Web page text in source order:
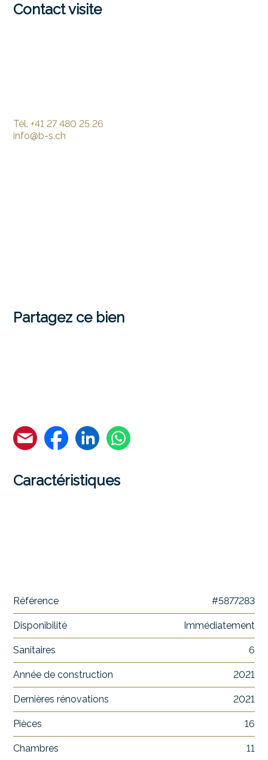
Contact visite
Tél. +41 27 480 25 26
info@b-s.ch
Partagez ce bien
Caractéristiques
Référence #5877283
Disponibilité Immédiatement
Sanitaires 6
Année de construction 2021
Dernières rénovations 2021
Pièces 16
Chambres 11